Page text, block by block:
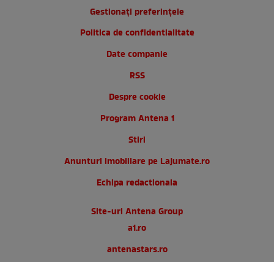
Gestionați preferințele
Politica de confidentialitate
Date companie
RSS
Despre cookie
Program Antena 1
Stiri
Anunturi imobiliare pe Lajumate.ro
Echipa redactionala
Site-uri Antena Group
a1.ro
antenastars.ro